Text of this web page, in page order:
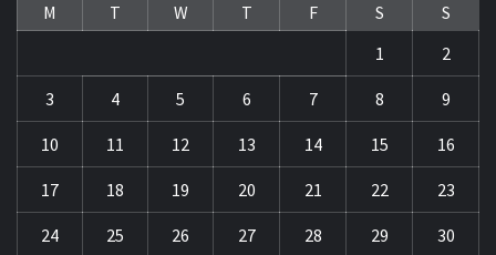
M
T W T F S
S
1
2
3 4 5 6 7 8 9
10 11 12 13 14 15 16
17 18 19 20 21 22 23
24 25 26 27 28 29 30